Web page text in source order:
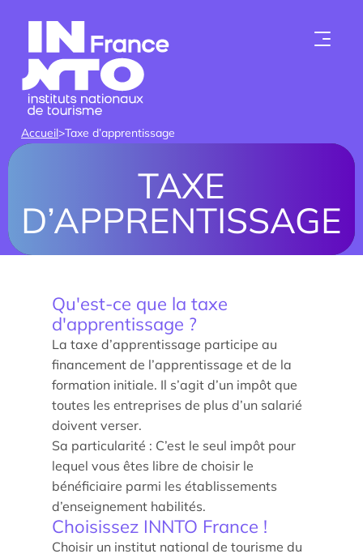
Skip to content
Les instituts
Devenir membre
Accueil>Taxe d’apprentissage
TAXE
D’APPRENTISSAGE
Qu'est-ce que la taxe
d'apprentissage ?
La taxe d’apprentissage participe au
financement de l’apprentissage et de la
formation initiale. Il s’agit d’un impôt que
toutes les entreprises de plus d’un salarié
doivent verser.
Sa particularité : C’est le seul impôt pour
lequel vous êtes libre de choisir le
bénéficiaire parmi les établissements
d’enseignement habilités.
Choisissez INNTO France !
Choisir un institut national de tourisme du